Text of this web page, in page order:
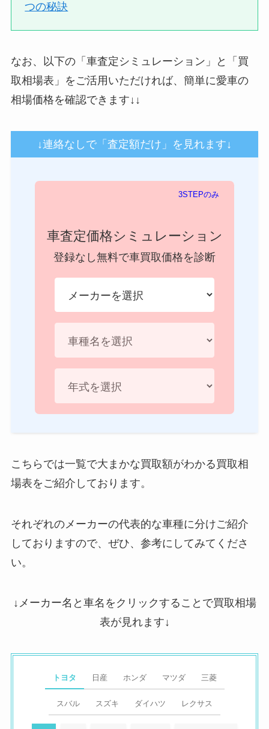
つの秘訣
なお、以下の「車査定シミュレーション」と「買
取相場表」をご活用いただければ、簡単に愛車の
相場価格を確認できます↓↓
↓連絡なしで「査定額だけ」を見れます↓
3STEPのみ
車査定価格シミュレーション
登録なし無料で車買取価格を診断
こちらでは一覧で大まかな買取額がわかる買取相
場表をご紹介しております。
それぞれのメーカーの代表的な車種に分けご紹介
しておりますので、ぜひ、参考にしてみてくださ
い。
↓メーカー名と車名をクリックすることで買取相場
表が見れます↓
トヨタ 日産 ホンダ マツダ 三菱
スバル スズキ ダイハツ レクサス